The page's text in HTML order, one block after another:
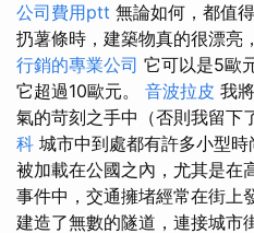
公司費用ptt 無論如何，都值
扔薯條時，建築物真的很漂亮
行銷的專業公司 它可以是5歐
它超過10歐元。 音波拉皮 我
氣的苛刻之手中（否則我留下
科 城市中到處都有許多小型
被加載在公國之內，尤其是在
事件中，交通擁堵經常在街上
建造了無數的隧道，連接城市